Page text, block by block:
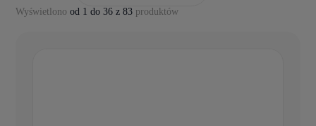
Wyświetlono od 1 do 36 z 83 produktów